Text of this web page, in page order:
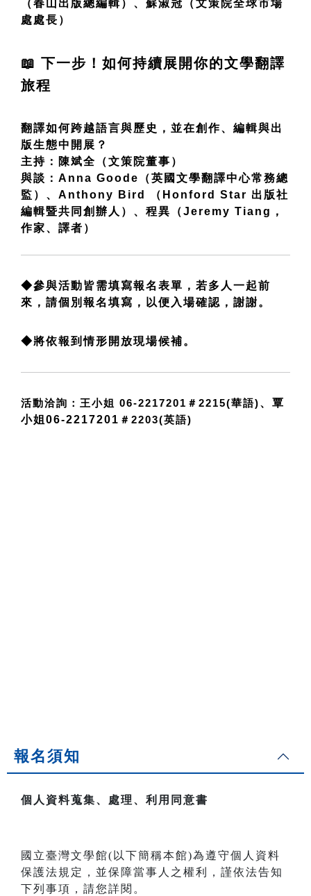
（春山出版總編輯）、蘇淑冠（文策院全球市場
處處長）
📖 下一步！如何持續展開你的文學翻譯
旅程
翻譯如何跨越語言與歷史，並在創作、編輯與出
版生態中開展？
主持：陳斌全（文策院董事）
與談：Anna Goode（英國文學翻譯中心常務總
監）、Anthony Bird （Honford Star 出版社
編輯暨共同創辦人）、程異（Jeremy Tiang，
作家、譯者）
​◆參與活動皆需填寫報名表單，若多人一起前
來，請個別報名填寫，以便入場確認，謝謝。
​◆將依報到情形開放現場候補。
活動洽詢：王小姐 06-2217201＃2215(華語)、覃
小姐06-2217201 ＃2203(英語)
報名須知
個人資料蒐集、處理、利用同意書
國立臺灣文學館(以下簡稱本館)為遵守個人資料
保護法規定，並保障當事人之權利，謹依法告知
下列事項，請您詳閱。